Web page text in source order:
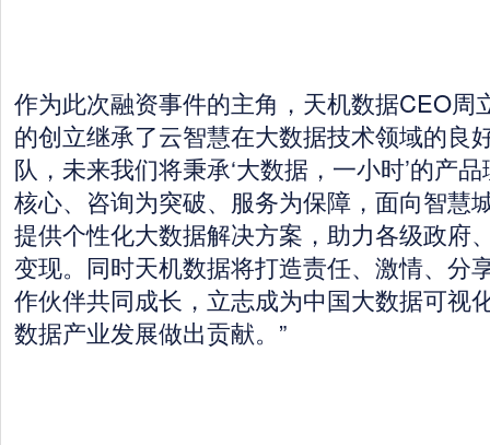
作为此次融资事件的主角，天机数据CEO周
的创立继承了云智慧在大数据技术领域的良
队，未来我们将秉承‘大数据，一小时’的产
核心、咨询为突破、服务为保障，面向智慧
提供个性化大数据解决方案，助力各级政府
变现。同时天机数据将打造责任、激情、分
作伙伴共同成长，立志成为中国大数据可视
数据产业发展做出贡献。”